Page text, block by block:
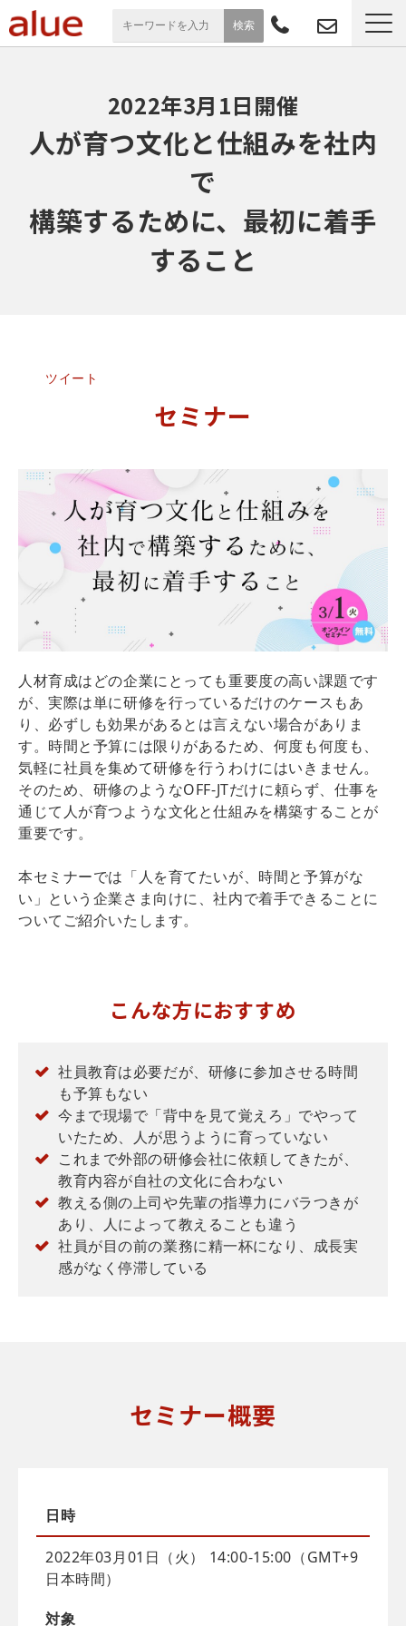
導入事例
お役立ち情報
セミナー
2022年3月1日開催
人が育つ文化と仕組みを社内
で
構築するために、最初に着手
すること
ツイート
セミナー
人材育成はどの企業にとっても重要度の高い課題です
が、実際は単に研修を行っているだけのケースもあ
り、必ずしも効果があるとは言えない場合がありま
す。時間と予算には限りがあるため、何度も何度も、
気軽に社員を集めて研修を行うわけにはいきません。
そのため、研修のようなOFF-JTだけに頼らず、仕事を
通じて人が育つような文化と仕組みを構築することが
重要です。
本セミナーでは「人を育てたいが、時間と予算がな
い」という企業さま向けに、社内で着手できることに
ついてご紹介いたします。
こんな方におすすめ
社員教育は必要だが、研修に参加させる時間
も予算もない
今まで現場で「背中を見て覚えろ」でやって
いたため、人が思うように育っていない
これまで外部の研修会社に依頼してきたが、
教育内容が自社の文化に合わない
教える側の上司や先輩の指導力にバラつきが
あり、人によって教えることも違う
社員が目の前の業務に精一杯になり、成長実
感がなく停滞している
セミナー概要
日時
2022年03月01日（火） 14:00-15:00（GMT+9
日本時間）
対象